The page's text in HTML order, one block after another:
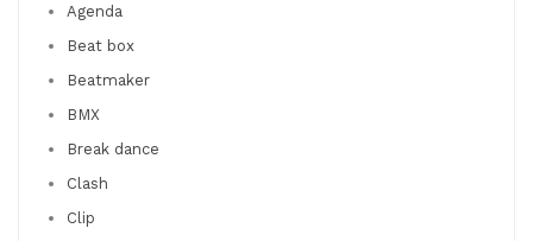
Agenda
Beat box
Beatmaker
BMX
Break dance
Clash
Clip